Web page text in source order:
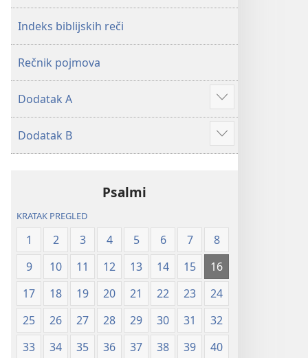
2019)2019)
Indeks biblijskih reči
Rečnik pojmova
Dodatak A Više
Dodatak B Više
Psalmi
KRATAK PREGLED
1 2 3 4 5 6 7
8
9
10 11 12 13 14 15
16
17
18 19 20 21 22 23
24
25
26 27 28 29 30 31
32
33
34 35 36 37 38 39
40